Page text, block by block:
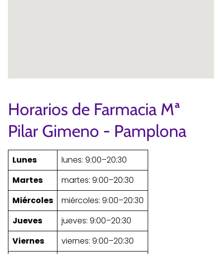
Horarios de Farmacia Mª
Pilar Gimeno - Pamplona
Lunes
lunes: 9:00–20:30
Martes
martes: 9:00–20:30
Miércoles
miércoles: 9:00–20:30
Jueves
jueves: 9:00–20:30
Viernes
viernes: 9:00–20:30